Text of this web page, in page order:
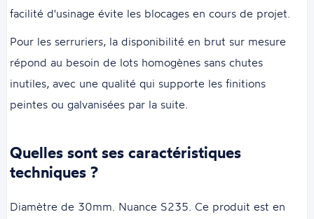
facilité d'usinage évite les blocages en cours de projet.
Pour les serruriers, la disponibilité en brut sur mesure
répond au besoin de lots homogènes sans chutes
inutiles, avec une qualité qui supporte les finitions
peintes ou galvanisées par la suite.
Quelles sont ses caractéristiques
techniques ?
Diamètre de 30mm. Nuance S235. Ce produit est en